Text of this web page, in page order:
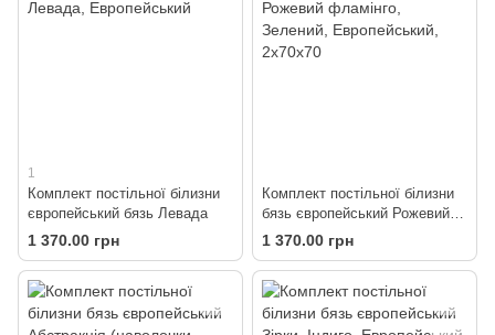
1
Комплект постільної білизни
європейський бязь Левада
1 370.00 грн
Комплект постільної білизни
бязь європейський Рожевий
фламінго
1 370.00 грн